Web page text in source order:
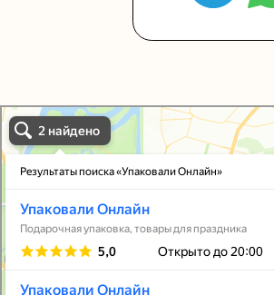
Упаковали Онлайн в Москве
Москва